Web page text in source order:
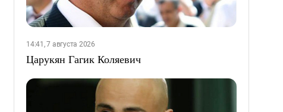
14:41, 7 августа 2026
Царукян Гагик Коляевич